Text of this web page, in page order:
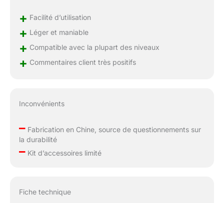
+ Facilité d’utilisation
+ Léger et maniable
+ Compatible avec la plupart des niveaux
+ Commentaires client très positifs
Inconvénients
–Fabrication en Chine, source de questionnements sur
la durabilité
–Kit d’accessoires limité
Fiche technique